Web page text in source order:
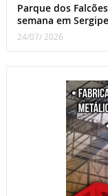
Parque dos
semana em Sergipe
24/07/ 2026